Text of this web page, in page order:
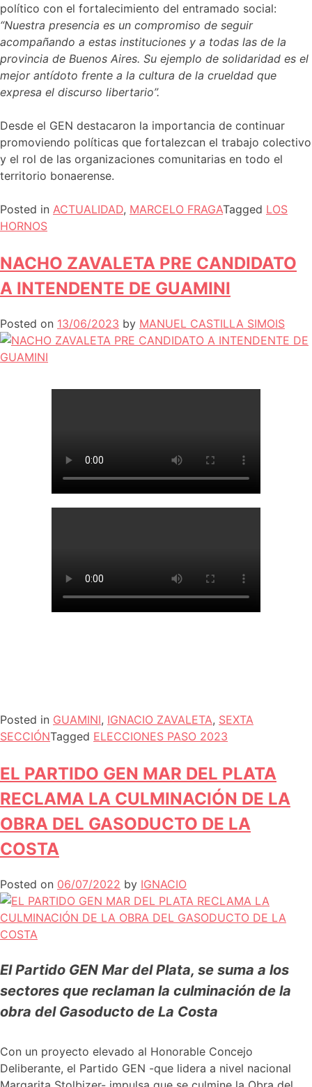
político con el fortalecimiento del entramado social:
“Nuestra presencia es un compromiso de seguir
acompañando a estas instituciones y a todas las de la
provincia de Buenos Aires. Su ejemplo de solidaridad es el
mejor antídoto frente a la cultura de la crueldad que
expresa el discurso libertario”.
Desde el GEN destacaron la importancia de continuar
promoviendo políticas que fortalezcan el trabajo colectivo
y el rol de las organizaciones comunitarias en todo el
territorio bonaerense.
Posted in ACTUALIDAD, MARCELO FRAGATagged LOS
HORNOS
NACHO ZAVALETA PRE CANDIDATO
A INTENDENTE DE GUAMINI
Posted on 13/06/2023 by MANUEL CASTILLA SIMOIS
Posted in GUAMINI, IGNACIO ZAVALETA, SEXTA
SECCIÓNTagged ELECCIONES PASO 2023
EL PARTIDO GEN MAR DEL PLATA
RECLAMA LA CULMINACIÓN DE LA
OBRA DEL GASODUCTO DE LA
COSTA
Posted on 06/07/2022 by IGNACIO
El Partido GEN Mar del Plata, se suma a los
sectores que reclaman la culminación de la
obra del Gasoducto de La Costa
Con un proyecto elevado al Honorable Concejo
Deliberante, el Partido GEN -que lidera a nivel nacional